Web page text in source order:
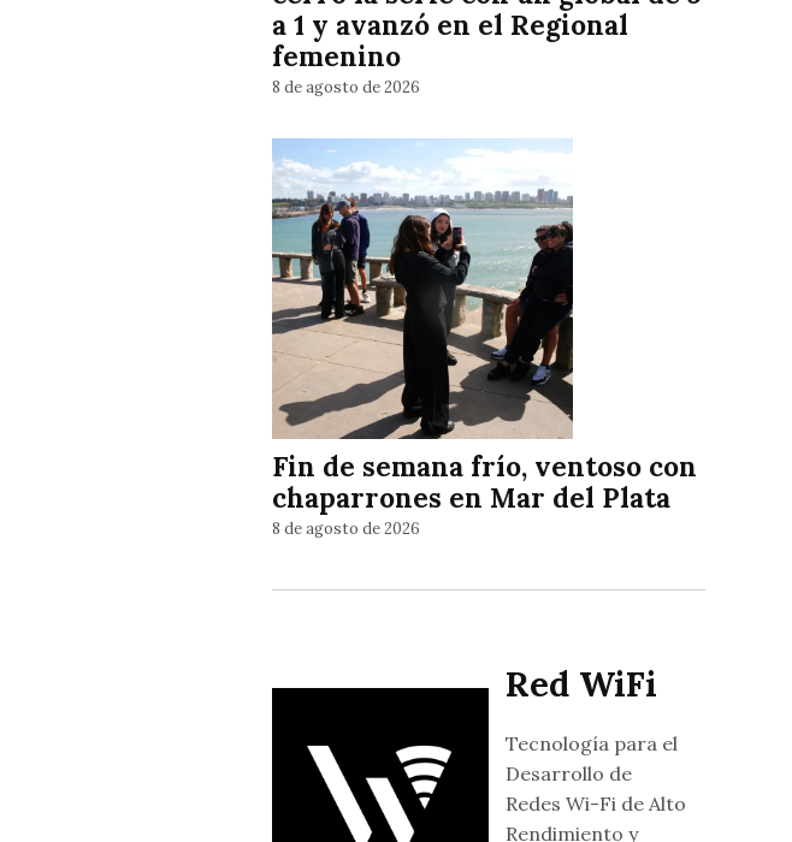
a 1 y avanzó en el Regional
femenino
8 de agosto de 2026
Fin de semana frío, ventoso con
chaparrones en Mar del Plata
8 de agosto de 2026
Red WiFi
Tecnología para el
Desarrollo de
Redes Wi-Fi de Alto
Rendimiento y